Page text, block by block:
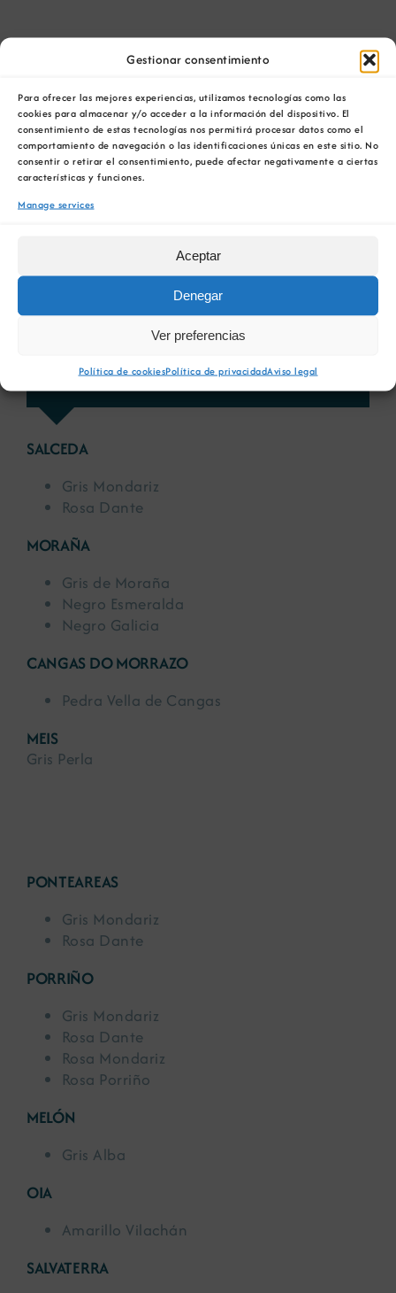
Gestionar consentimiento
Para ofrecer las mejores experiencias, utilizamos tecnologías como las
cookies para almacenar y/o acceder a la información del dispositivo. El
consentimiento de estas tecnologías nos permitirá procesar datos como el
comportamiento de navegación o las identificaciones únicas en este sitio. No
consentir o retirar el consentimiento, puede afectar negativamente a ciertas
características y funciones.
Manage services
Aceptar
Denegar
Ver preferencias
Política de cookiesPolítica de privacidadAviso legal
Amarillo Golden
Blanco Aguiar
BALTAR
Amarillo Golden
Blanco Aguiar
Blanco Castelo
PONTEVEDRA
SALCEDA
Gris Mondariz
Rosa Dante
MORAÑA
Gris de Moraña
Negro Esmeralda
Negro Galicia
CANGAS DO MORRAZO
Pedra Vella de Cangas
MEIS
Gris Perla
PONTEAREAS
Gris Mondariz
Rosa Dante
PORRIÑO
Gris Mondariz
Rosa Dante
Rosa Mondariz
Rosa Porriño
MELÓN
Gris Alba
OIA
Amarillo Vilachán
SALVATERRA